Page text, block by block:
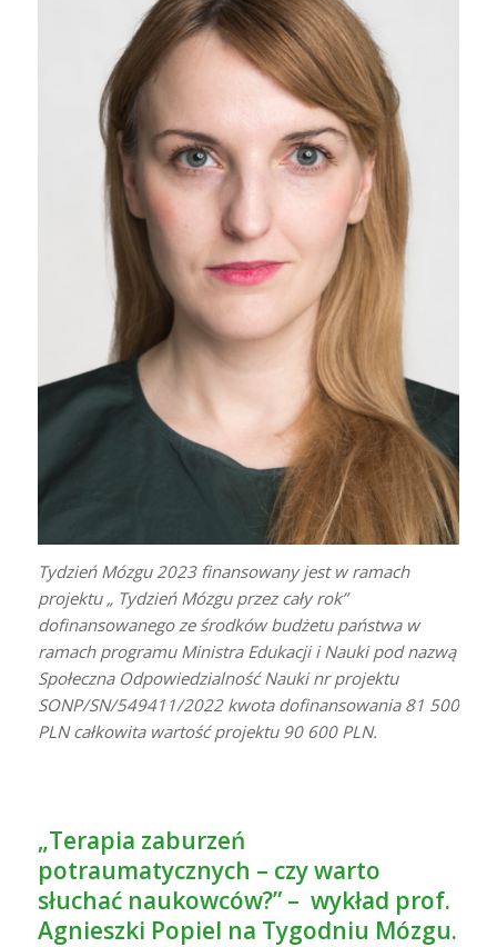
Tydzień Mózgu 2023 finansowany jest w ramach
projektu „ Tydzień Mózgu przez cały rok”
dofinansowanego ze środków budżetu państwa w
ramach programu Ministra Edukacji i Nauki pod nazwą
Społeczna Odpowiedzialność Nauki nr projektu
SONP/SN/549411/2022 kwota dofinansowania 81 500
PLN całkowita wartość projektu 90 600 PLN.
„Terapia zaburzeń
potraumatycznych – czy warto
słuchać naukowców?” – wykład prof.
Agnieszki Popiel na Tygodniu Mózgu.